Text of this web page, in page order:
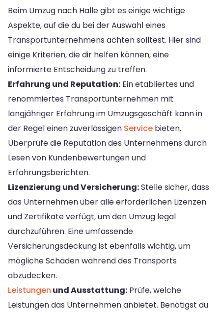
Beim Umzug nach Halle gibt es einige wichtige
Aspekte, auf die du bei der Auswahl eines
Transportunternehmens achten solltest. Hier sind
einige Kriterien, die dir helfen können, eine
informierte Entscheidung zu treffen.
Erfahrung und Reputation: Ein etabliertes und
renommiertes Transportunternehmen mit
langjähriger Erfahrung im Umzugsgeschäft kann in
der Regel einen zuverlässigen Service bieten.
Überprüfe die Reputation des Unternehmens durch
Lesen von Kundenbewertungen und
Erfahrungsberichten.
Lizenzierung und Versicherung:Stelle sicher, dass
das Unternehmen über alle erforderlichen Lizenzen
und Zertifikate verfügt, um den Umzug legal
durchzuführen. Eine umfassende
Versicherungsdeckung ist ebenfalls wichtig, um
mögliche Schäden während des Transports
abzudecken.
Leistungen und Ausstattung: Prüfe, welche
Leistungen das Unternehmen anbietet. Benötigst du